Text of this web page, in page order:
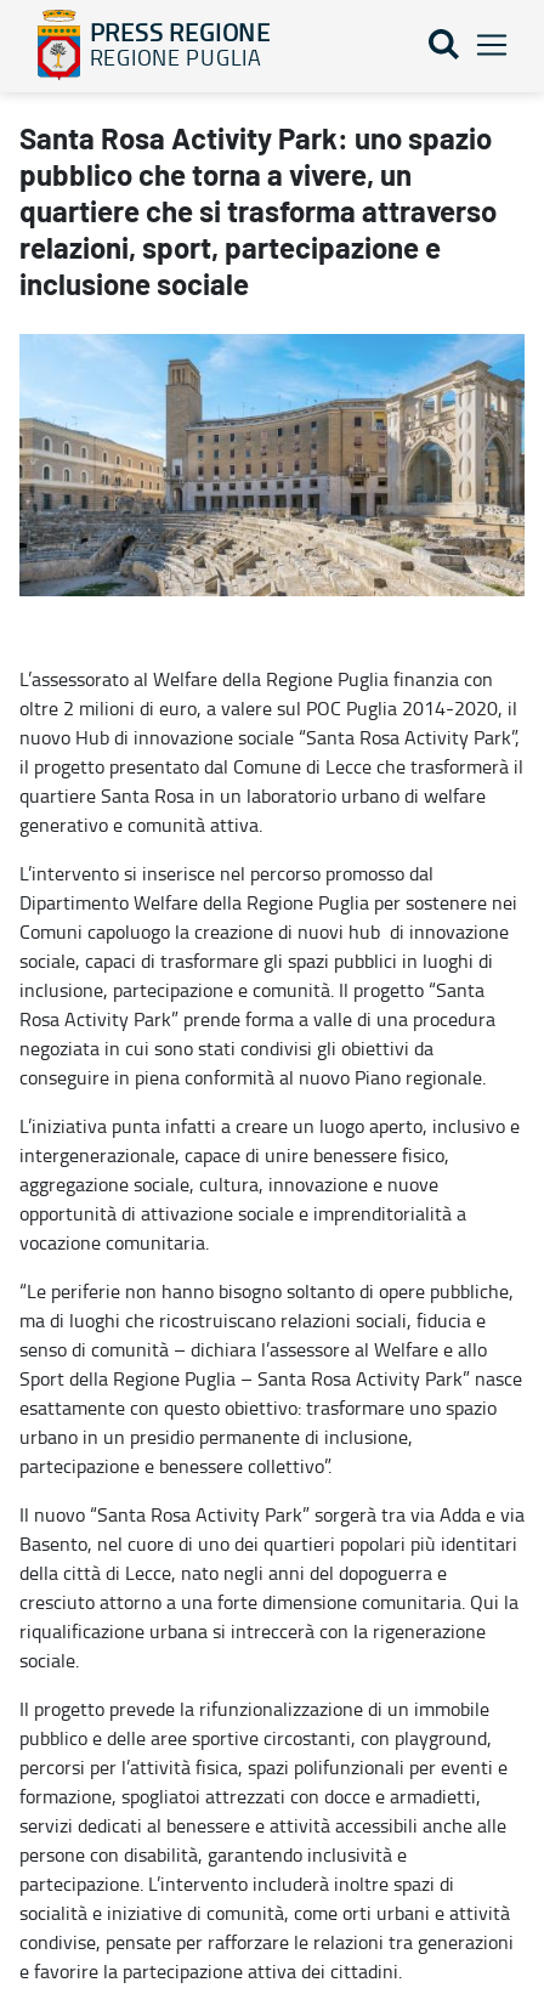
PRESS REGIONE
REGIONE PUGLIA
Santa Rosa Activity Park: uno spazio pubblico che torna a
Santa Rosa Activity Park: uno spazio
pubblico che torna a vivere, un
quartiere che si trasforma attraverso
relazioni, sport, partecipazione e
inclusione sociale
L’assessorato al Welfare della Regione Puglia finanzia con
oltre 2 milioni di euro, a valere sul POC Puglia 2014-2020, il
nuovo Hub di innovazione sociale “Santa Rosa Activity Park”,
il progetto presentato dal Comune di Lecce che trasformerà il
quartiere Santa Rosa in un laboratorio urbano di welfare
generativo e comunità attiva.
L’intervento si inserisce nel percorso promosso dal
Dipartimento Welfare della Regione Puglia per sostenere nei
Comuni capoluogo la creazione di nuovi hub di innovazione
sociale, capaci di trasformare gli spazi pubblici in luoghi di
inclusione, partecipazione e comunità. Il progetto “Santa
Rosa Activity Park” prende forma a valle di una procedura
negoziata in cui sono stati condivisi gli obiettivi da
conseguire in piena conformità al nuovo Piano regionale.
L’iniziativa punta infatti a creare un luogo aperto, inclusivo e
intergenerazionale, capace di unire benessere fisico,
aggregazione sociale, cultura, innovazione e nuove
opportunità di attivazione sociale e imprenditorialità a
vocazione comunitaria.
“Le periferie non hanno bisogno soltanto di opere pubbliche,
ma di luoghi che ricostruiscano relazioni sociali, fiducia e
senso di comunità – dichiara l’assessore al Welfare e allo
Sport della Regione Puglia – Santa Rosa Activity Park” nasce
esattamente con questo obiettivo: trasformare uno spazio
urbano in un presidio permanente di inclusione,
partecipazione e benessere collettivo”.
Il nuovo “Santa Rosa Activity Park” sorgerà tra via Adda e via
Basento, nel cuore di uno dei quartieri popolari più identitari
della città di Lecce, nato negli anni del dopoguerra e
cresciuto attorno a una forte dimensione comunitaria. Qui la
riqualificazione urbana si intreccerà con la rigenerazione
sociale.
Il progetto prevede la rifunzionalizzazione di un immobile
pubblico e delle aree sportive circostanti, con playground,
percorsi per l’attività fisica, spazi polifunzionali per eventi e
formazione, spogliatoi attrezzati con docce e armadietti,
servizi dedicati al benessere e attività accessibili anche alle
persone con disabilità, garantendo inclusività e
partecipazione. L’intervento includerà inoltre spazi di
socialità e iniziative di comunità, come orti urbani e attività
condivise, pensate per rafforzare le relazioni tra generazioni
e favorire la partecipazione attiva dei cittadini.